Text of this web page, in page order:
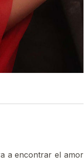
a encontrar el amor